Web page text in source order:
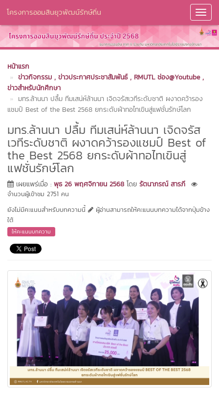
โครงการออมสินยุวพัฒน์รักษ์ถิ่น
หน้าแรก
ข่าวกิจกรรม , ข่าวประกาศประชาสัมพันธ์ , RMUTL ช่อง@Youtube ,
ข่าวสำหรับนักศึกษา
มทร.ล้านนา ปลื้ม ทีมเสน่ห์ล้านนา เจิดจรัสเวทีระดับชาติ ผงาดคว้ารอง
แชมป์ Best of the Best 2568 ยกระดับผ้าทอไทเขินสู่แฟชั่นรักษ์โลก
มทร.ล้านนา ปลื้ม ทีมเสน่ห์ล้านนา เจิดจรัส
เวทีระดับชาติ ผงาดคว้ารองแชมป์ Best of
the Best 2568 ยกระดับผ้าทอไทเขินสู่
แฟชั่นรักษ์โลก
เผยแพร่เมื่อ : พุธ 26 พฤศจิกายน 2568 โดย รัตนาภรณ์ สารภี
จำนวนผู้เข้าชม 2751 คน
ยังไม่มีคะแนนสำหรับบทความนี้
ผู้อ่านสามารถให้คะแนนบทความได้จากปุ่มข้าง
ใต้
ให้คะแนนบทความ